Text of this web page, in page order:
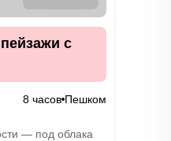
с
8 часов Пешком
— под облака